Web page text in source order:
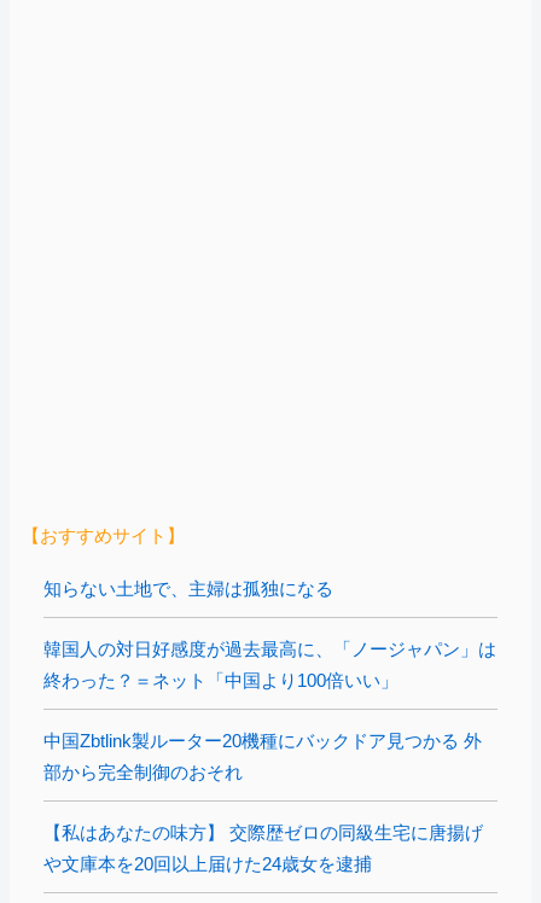
【おすすめサイト】
知らない土地で、主婦は孤独になる
韓国人の対日好感度が過去最高に、「ノージャパン」は
終わった？＝ネット「中国より100倍いい」
中国Zbtlink製ルーター20機種にバックドア見つかる 外
部から完全制御のおそれ
【私はあなたの味方】 交際歴ゼロの同級生宅に唐揚げ
や文庫本を20回以上届けた24歳女を逮捕